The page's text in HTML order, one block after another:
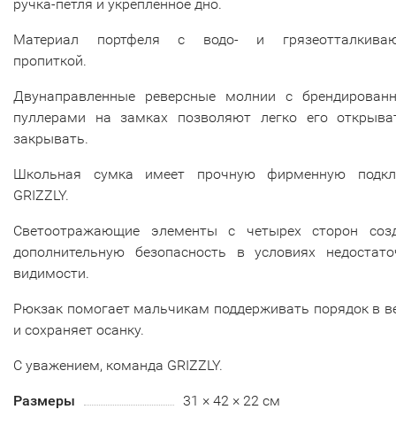
ручка-петля и укрепленное дно.
Материал портфеля с водо- и
пропиткой.
Двунаправленные реверсные молнии с
пуллерами на замках позволяют легко его
закрывать.
Школьная сумка имеет прочную фирменную
GRIZZLY.
Светоотражающие элементы с четырех сторон
дополнительную безопасность в условиях
видимости.
Рюкзак помогает мальчикам поддерживать порядок в
и сохраняет осанку.
С уважением, команда GRIZZLY.
Размеры
31 × 42 × 22 см